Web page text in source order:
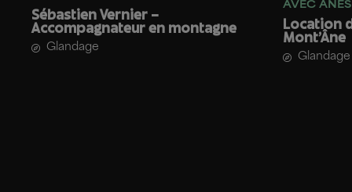
Sébastien Vernier –
Accompagnateur en montagne
Glandage
AVEC
Location
Mont’Âne
Glandage